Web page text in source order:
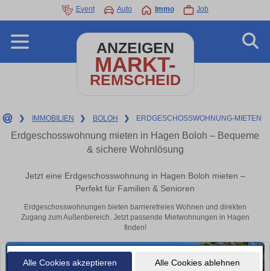
Alle Cookies akzeptieren Alle Cookies ablehnen
Event Auto Immo Job
ANZEIGEN
MARKT-
REMSCHEID
❯ IMMOBILIEN ❯ BOLOH ❯ ERDGESCHOSSWOHNUNG-MIETEN
Erdgeschosswohnung mieten in Hagen Boloh – Bequeme
& sichere Wohnlösung
Jetzt eine Erdgeschosswohnung in Hagen Boloh mieten –
Perfekt für Familien & Senioren
Erdgeschosswohnungen bieten barrierefreies Wohnen und direkten
Zugang zum Außenbereich. Jetzt passende Mietwohnungen in Hagen
finden!